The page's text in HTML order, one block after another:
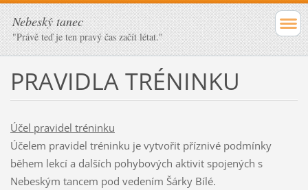
Nebeský tanec
"Právě teď je ten pravý čas začít létat."
PRAVIDLA TRÉNINKU
Účel pravidel tréninku
Účelem pravidel tréninku je vytvořit příznivé podmínky
během lekcí a dalších pohybových aktivit spojených s
Nebeským tancem pod vedením Šárky Bílé.